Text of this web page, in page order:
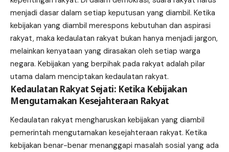
menjadi dasar dalam setiap keputusan yang diambil. Ketika
kebijakan yang diambil merespons kebutuhan dan aspirasi
rakyat, maka kedaulatan rakyat bukan hanya menjadi jargon,
melainkan kenyataan yang dirasakan oleh setiap warga
negara. Kebijakan yang berpihak pada rakyat adalah pilar
utama dalam menciptakan kedaulatan rakyat.
Kedaulatan Rakyat Sejati: Ketika Kebijakan
Mengutamakan Kesejahteraan Rakyat
Kedaulatan rakyat mengharuskan kebijakan yang diambil
pemerintah mengutamakan kesejahteraan rakyat. Ketika
kebijakan benar-benar menanggapi masalah sosial yang ada